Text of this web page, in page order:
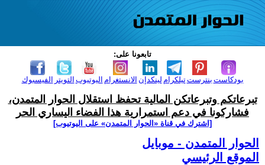
تابعونا على:
الفيسبوك التويتر اليوتيوب الانستغرام لينكدإن تيلكرامبنترست بودكاست
تبرعاتكم وتبرعاتكن المالية تحفظ استقلال الحوار المتمدن،
فشاركونا في دعم استمرارية هذا الفضاء اليساري الحر
[اشترك في قناة ‫«الحوار المتمدن» على اليوتيوب]
الحوار المتمدن - موبايل
الموقع الرئيسي